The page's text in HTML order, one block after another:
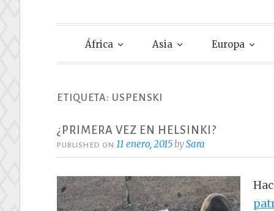
Gastando
África Asia Europa
ETIQUETA: USPENSKI
¿PRIMERA VEZ EN HELSINKI?
PUBLISHED ON11 enero, 2015bySara